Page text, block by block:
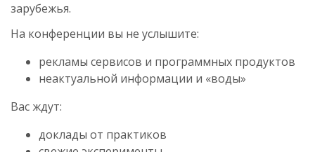
зарубежья.
На конференции вы не услышите:
рекламы сервисов и программных продуктов
неактуальной информации и «воды»
Вас ждут:
доклады от практиков